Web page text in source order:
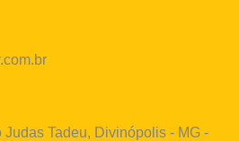
Judas Tadeu, Divinópolis - MG -